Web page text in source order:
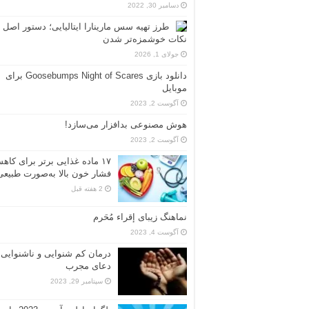
دسامبر 30, 2022
طرز تهیه سس مارینارا ایتالیایی؛ دستور اصل
نکات خوشمزه‌تر شدن
جولای 1, 2026
دانلود بازی Goosebumps Night of Scares برای
موبایل
آگوست 2, 2023
هوش مصنوعی بدافزار می‌سازد!
آگوست 2, 2023
۱۷ ماده غذایی برتر برای
فشار خون بالا به‌صورت
2 هفته قبل
نماهنگ زیبای إقراء مُحَرم
آگوست 4, 2023
درمان کم شنوایی و ناشنوایی
دعای مجرب
سپتامبر 29, 2023